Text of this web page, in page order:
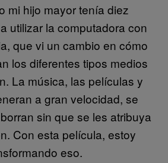
mi hijo mayor tenía diez
utilizar la computadora con
que vi un cambio en cómo
los diferentes tipos medios
La música, las películas y
a gran velocidad, se
sin que se les atribuya
Con esta película, estoy
eso.